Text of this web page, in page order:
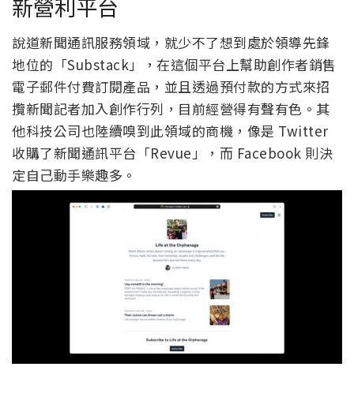
新營利平台
說道新聞通訊服務領域，就少不了想到處於領導先鋒
地位的「Substack」，在這個平台上幫助創作者銷售
電子郵件付費訂閱產品，並且透過預付款的方式來招
攬新聞記者加入創作行列，目前經營得有聲有色。其
他科技公司也陸續嗅到此領域的商機，像是 Twitter
收購了新聞通訊平台「Revue」，而 Facebook 則決
定自己動手樂趣多。